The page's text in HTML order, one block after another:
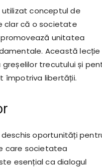
utilizat conceptul de
clar că o societate
unitatea
Această lecție
trecutului și
împotriva libertății.
deschis oportunități
care societatea
esențial ca dialogul